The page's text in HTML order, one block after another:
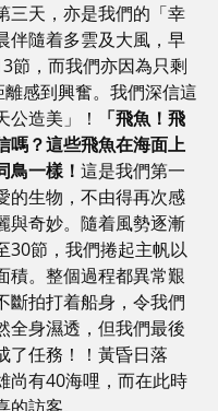
三天，亦是我們的「幸
伴隨着多雲及大風，早
節，而我們亦因為只剩
感到興奮。我們深信這
公造美」！
「飛魚！飛
嗎？這些飛魚在海面上
鳥一樣！ 這是我們第一
的生物，不由得再次感
與奇妙。隨着風勢逐漸
30節，我們捲起主帆以
積。整個過程都異常艱
斷拍打着船身，令我們
全身濕透，但我們最後
了任務！！黃昏日落
尚有40海哩，而在此時